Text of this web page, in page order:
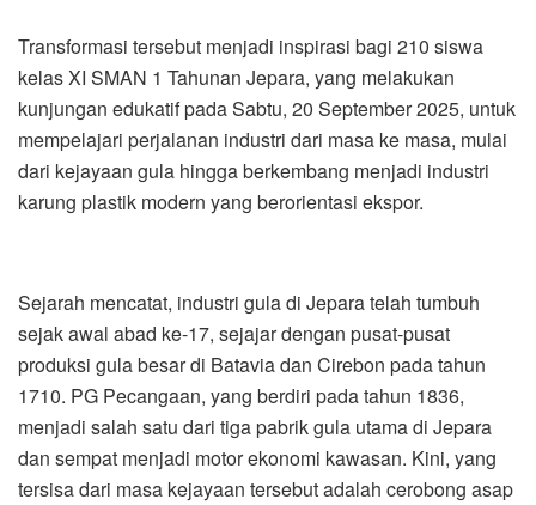
Transformasi tersebut menjadi inspirasi bagi 210 siswa
kelas XI SMAN 1 Tahunan Jepara, yang melakukan
kunjungan edukatif pada Sabtu, 20 September 2025, untuk
mempelajari perjalanan industri dari masa ke masa, mulai
dari kejayaan gula hingga berkembang menjadi industri
karung plastik modern yang berorientasi ekspor.
Sejarah mencatat, industri gula di Jepara telah tumbuh
sejak awal abad ke-17, sejajar dengan pusat-pusat
produksi gula besar di Batavia dan Cirebon pada tahun
1710. PG Pecangaan, yang berdiri pada tahun 1836,
menjadi salah satu dari tiga pabrik gula utama di Jepara
dan sempat menjadi motor ekonomi kawasan. Kini, yang
tersisa dari masa kejayaan tersebut adalah cerobong asap